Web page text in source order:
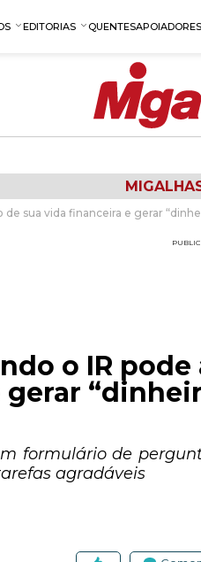
EDITORIAS QUENTESAPOIADORES
sua vida financeira e gerar
o IR
formulário de
agradáveis